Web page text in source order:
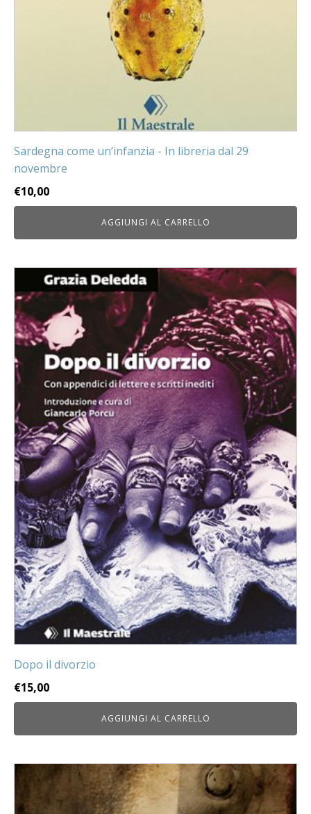
Sardegna come un’infanzia - In libreria dal 29
novembre
€10,00
AGGIUNGI AL CARRELLO
Dopo il divorzio
€15,00
AGGIUNGI AL CARRELLO